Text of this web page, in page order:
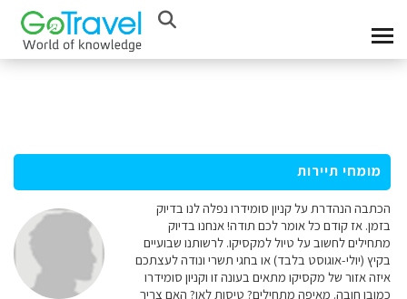
מומחי תיירות
הכתבה הנהדרת על קניון סומידרו נפלה לנו בדיוק
בזמן. אז קודם כל אומר לכם תודה! אנחנו בדיוק
מתחילים לחשוב על טיול למקסיקו. לרשותנו שבועיים
בקיץ (יולי-אוגוסט בלבד) או בחגי תשרי ונודה לעצתכם
איזה אזור של מקסיקו מתאים בעונה זו וקניון סומידרו
כמובן חובה. מאיפה מתחילים? טיסות לאן? האם צריך